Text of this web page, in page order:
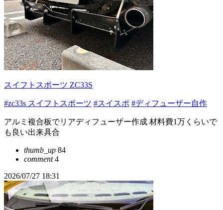
スイフトスポーツ ZC33S
#zc33s スイフトスポーツ #スイスポ #ディフューザー自作
アルミ複合板でリアディフューザー作成 材料費1万くらいで
も良い出来具合
thumb_up 84
comment4
2026/07/27 18:31